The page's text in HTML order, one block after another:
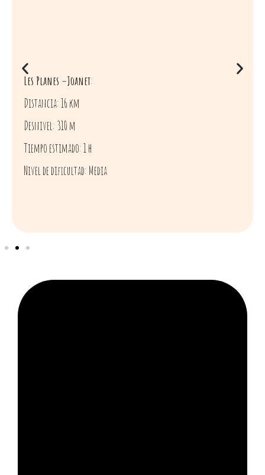
Les Planes –Joanet:
Distancia: 16 km
Desnivel: 310 m
Tiempo estimado: 1 h
Nivel de dificultad: Media